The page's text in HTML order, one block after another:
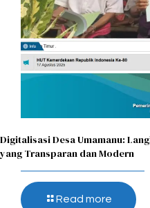
Digitalisasi Desa Umamanu:
yang Transparan dan Modern
Read more